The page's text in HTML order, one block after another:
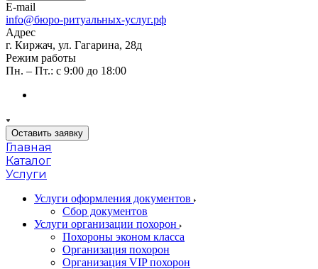
E-mail
info@бюро-ритуальных-услуг.рф
Адрес
г. Киржач, ул. Гагарина, 28д
Режим работы
Пн. – Пт.: с 9:00 до 18:00
Оставить заявку
Главная
Каталог
Услуги
Услуги оформления документов
Сбор документов
Услуги организации похорон
Похороны эконом класса
Организация похорон
Организация VIP похорон